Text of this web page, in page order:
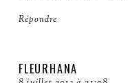
Répondre
FLEURHANA